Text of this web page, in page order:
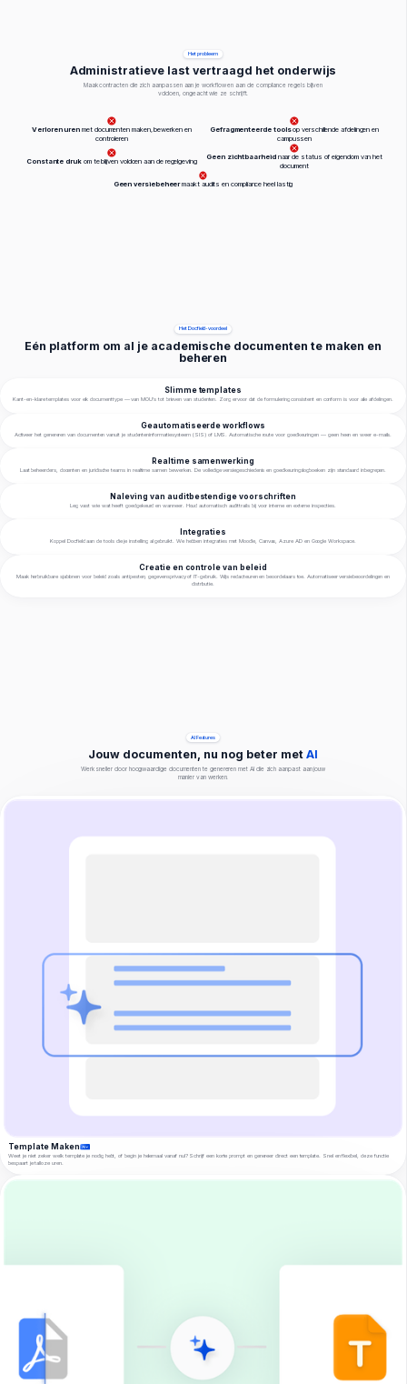
Het probleem
Administratieve last vertraagd het onderwijs
Maak contracten die zich aanpassen aan je workflow en aan de compliance regels blijven
voldoen, ongeacht wie ze schrijft.
Verloren uren met documenten maken, bewerken en
controleren
Gefragmenteerde toolsop verschillende afdelingen en
campussen
Constante druk om te blijven voldoen aan de regelgeving
Geen zichtbaarheidnaar de status of eigendom van het
document
Geen versiebeheermaakt audits en compliance heel lastig
Het Docfield-voordeel
Eén platform om al je academische documenten te maken en
beheren
Slimme templates
Kant-en-klare templates voor elk documenttype — van MOU's tot brieven van studenten. Zorg ervoor dat de formulering consistent en conform is voor alle afdelingen.
Geautomatiseerde workflows
Activeer het genereren van documenten vanuit je studenteninformatiesysteem (SIS) of LMS. Automatische route voor goedkeuringen — geen heen en weer e-mails.
Realtime samenwerking
Laat beheerders, docenten en juridische teams in realtime samen bewerken. De volledige versiegeschiedenis en goedkeuringslogboeken zijn standaard inbegrepen.
Naleving van auditbestendige voorschriften
Leg vast wie wat heeft goedgekeurd en wanneer. Houd automatisch audittrails bij voor interne en externe inspecties.
Integraties
Koppel Docfield aan de tools die je instelling al gebruikt. We hebben integraties met Moodle, Canvas, Azure AD en Google Workspace.
Creatie en controle van beleid
Maak herbruikbare sjablonen voor beleid zoals antipesten, gegevensprivacy of IT-gebruik. Wijs redacteuren en beoordelaars toe. Automatiseer versiebeoordelingen en
distributie.
AI Features
Jouw documenten, nu nog beter met AI
Werk sneller door hoogwaardige documenten te genereren met AI die zich aanpast aan jouw
manier van werken.
Template Maken
Weet je niet zeker welk template je nodig hebt, of begin je helemaal vanaf nul? Schrijf een korte prompt en genereer direct een template. Snel en flexibel, deze functie
bespaart je talloze uren.